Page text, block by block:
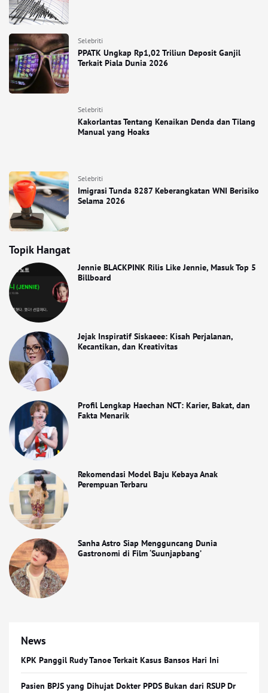
Selebriti
PPATK Ungkap Rp1,02 Triliun Deposit Ganjil
Terkait Piala Dunia 2026
Selebriti
Kakorlantas Tentang Kenaikan Denda dan Tilang
Manual yang Hoaks
Selebriti
Imigrasi Tunda 8287 Keberangkatan WNI Berisiko
Selama 2026
Topik Hangat
Jennie BLACKPINK Rilis Like Jennie, Masuk Top 5
Billboard
Jejak Inspiratif Siskaeee: Kisah Perjalanan,
Kecantikan, dan Kreativitas
Profil Lengkap Haechan NCT: Karier, Bakat, dan
Fakta Menarik
Rekomendasi Model Baju Kebaya Anak
Perempuan Terbaru
Sanha Astro Siap Mengguncang Dunia
Gastronomi di Film ‘Suunjapbang’
News
KPK Panggil Rudy Tanoe Terkait Kasus Bansos Hari Ini
Pasien BPJS yang Dihujat Dokter PPDS Bukan dari RSUP Dr